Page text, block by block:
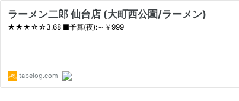
ラーメン二郎 仙台店 (大町西公園/ラーメン)
★★★☆☆3.68 ■予算(夜):～￥999
tabelog.com